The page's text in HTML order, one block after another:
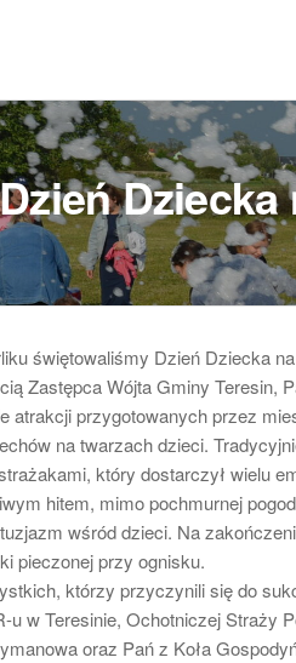
::
świętowaliśmy Dzień Dziecka
Zastępca Wójta Gminy Teresin,
atrakcji przygotowanych przez
na twarzach dzieci.
który dostarczył wielu
hitem, mimo pochmurnej
wśród dzieci. Na
pieczonej przy ognisku.
którzy przyczynili się do
w Teresinie, Ochotniczej Straży
oraz Pań z Koła